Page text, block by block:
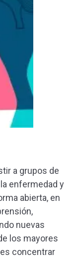
a grupos de
en­fermedad y
abierta, en
nuevas
los mayores
con­centrar